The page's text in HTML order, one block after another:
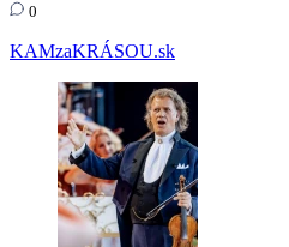
0
KAMzaKRÁSOU.sk